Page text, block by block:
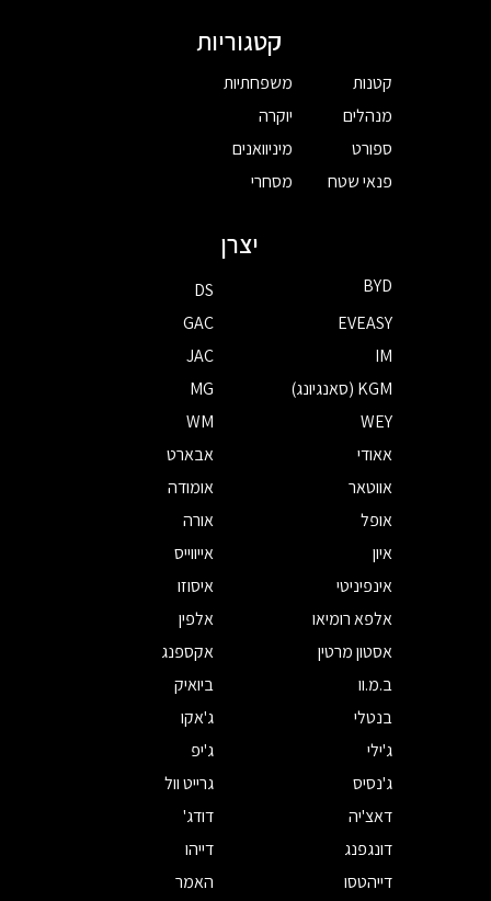
קטגוריות
קטנות
מנהלים
ספורט
פנאי שטח
משפחתיות
יוקרה
מיניוואנים
מסחרי
יצרן
BYD
DS
EVEASY
GAC
IM
JAC
KGM (סאנגיונג)
MG
WEY
WM
אאודי
אבארט
אווטאר
אומודה
אופל
אורה
איון
אייווייס
אינפיניטי
איסוזו
אלפא רומיאו
אלפין
אסטון מרטין
אקספנג
ב.מ.וו
ביואיק
בנטלי
ג'אקו
ג'ילי
ג'יפ
ג'נסיס
גרייט וול
דאצ'יה
דודג'
דונגפנג
דייהו
דייהטסו
האמר